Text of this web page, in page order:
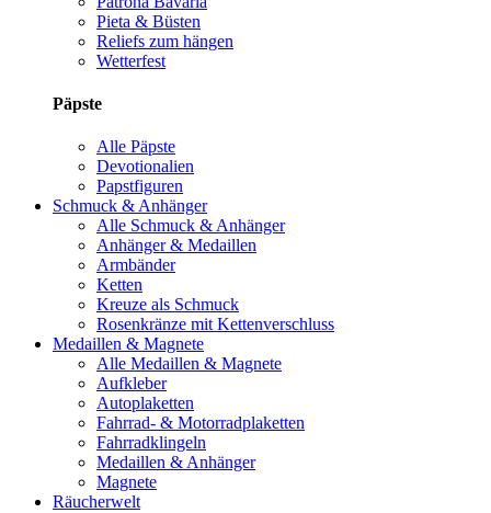
Pieta & Büsten
Reliefs zum hängen
Wetterfest
Päpste
Alle Päpste
Devotionalien
Papstfiguren
Schmuck & Anhänger
Alle Schmuck & Anhänger
Anhänger & Medaillen
Armbänder
Ketten
Kreuze als Schmuck
Rosenkränze mit Kettenverschluss
Medaillen & Magnete
Alle Medaillen & Magnete
Aufkleber
Autoplaketten
Fahrrad- & Motorradplaketten
Fahrradklingeln
Medaillen & Anhänger
Magnete
Räucherwelt